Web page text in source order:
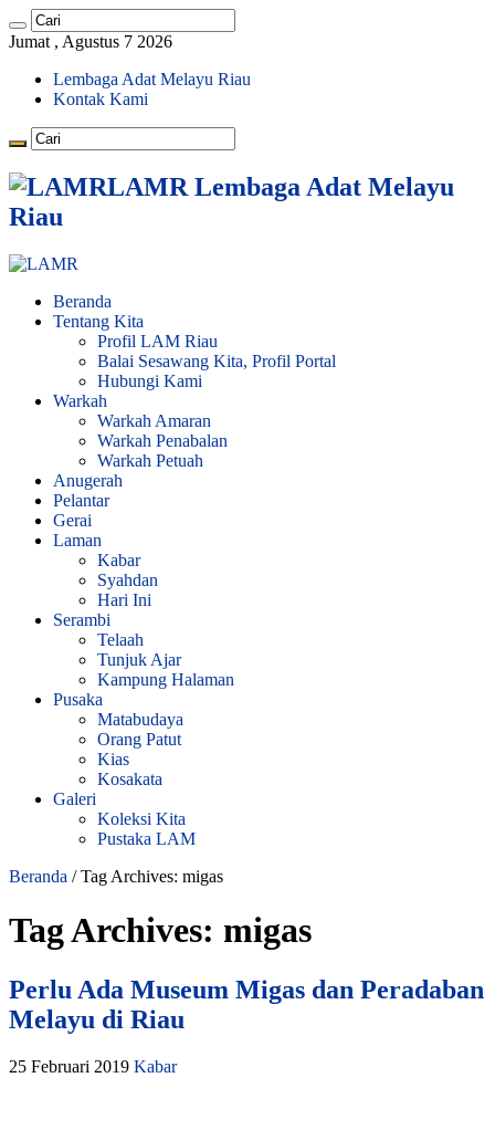
Jumat , Agustus 7 2026
Lembaga Adat Melayu Riau
Kontak Kami
LAMR Lembaga Adat Melayu
Riau
Beranda
Tentang Kita
Profil LAM Riau
Balai Sesawang Kita, Profil Portal
Hubungi Kami
Warkah
Warkah Amaran
Warkah Penabalan
Warkah Petuah
Anugerah
Pelantar
Gerai
Laman
Kabar
Syahdan
Hari Ini
Serambi
Telaah
Tunjuk Ajar
Kampung Halaman
Pusaka
Matabudaya
Orang Patut
Kias
Kosakata
Galeri
Koleksi Kita
Pustaka LAM
Beranda / Tag Archives: migas
Tag Archives: migas
Perlu Ada Museum Migas dan Peradaban
Melayu di Riau
25 Februari 2019 Kabar